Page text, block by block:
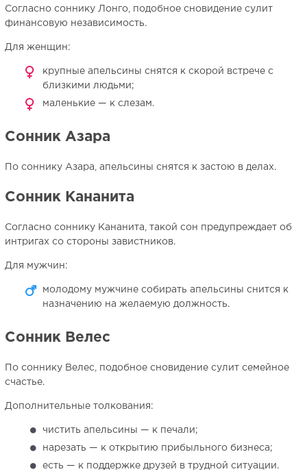
Согласно соннику Лонго, подобное сновидение сулит
финансовую независимость.
Для женщин:
крупные апельсины снятся к скорой встрече с
близкими людьми;
маленькие — к слезам.
Сонник Азара
По соннику Азара, апельсины снятся к застою в делах.
Сонник Кананита
Согласно соннику Кананита, такой сон предупреждает об
интригах со стороны завистников.
Для мужчин:
молодому мужчине собирать апельсины снится к
назначению на желаемую должность.
Сонник Велес
По соннику Велес, подобное сновидение сулит семейное
счастье.
Дополнительные толкования:
чистить апельсины — к печали;
нарезать — к открытию прибыльного бизнеса;
есть — к поддержке друзей в трудной ситуации.